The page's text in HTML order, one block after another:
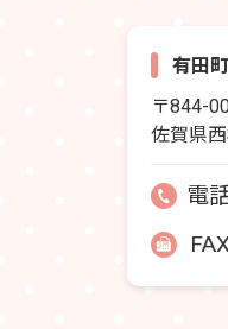
有田
〒844-
佐賀県
電